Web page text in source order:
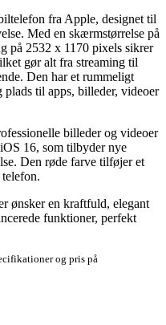
fra Apple, designet til
Med en skærmstørrelse på
på 2532 x 1170 pixels sikrer
gør alt fra streaming til
Den har et rummeligt
til apps, billeder, videoer
billeder og videoer
16, som tilbyder nye
Den røde farve tilføjer et
ønsker en kraftfuld, elegant
funktioner, perfekt
og pris på